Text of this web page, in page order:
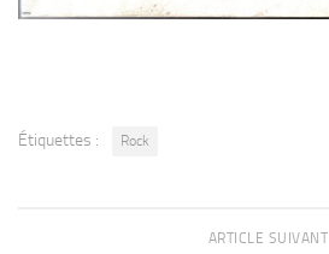
Étiquettes : Rock
ARTICLE SUIVANT